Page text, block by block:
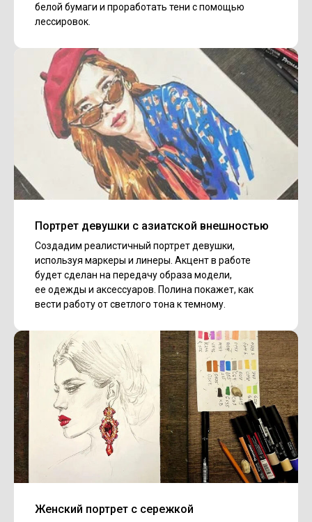
белой бумаги и проработать тени с помощью
лессировок.
Портрет девушки с азиатской внешностью
Создадим реалистичный портрет девушки,
используя маркеры и линеры. Акцент в работе
будет сделан на передачу образа модели,
ее одежды и аксессуаров. Полина покажет, как
вести работу от светлого тона к темному.
Женский портрет с сережкой